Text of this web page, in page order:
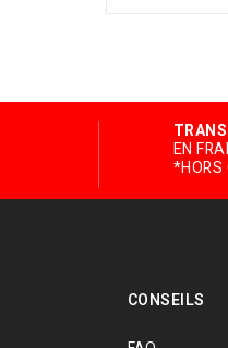
EN
*HORS
CONSEILS